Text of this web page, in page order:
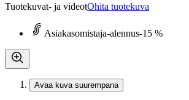
Tuotekuvat- ja videotOhita tuotekuva
Asiakasomistaja-alennus-15 %
Avaa kuva suurempana